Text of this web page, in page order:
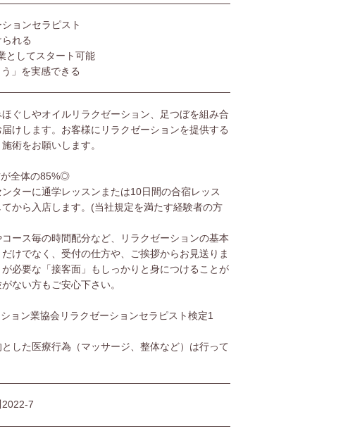
ョンセラピスト
れる
としてスタート可能
」を実感できる
ぐしやオイルリラクゼーション、足つぼを組み合
けします。お客様にリラクゼーションを提供する
術をお願いします。
全体の85%◎
ターに通学レッスンまたは10日間の合宿レッス
から入店します。(当社規定を満たす経験者の方
ース毎の時間配分など、リラクゼーションの基本
けでなく、受付の仕方や、ご挨拶からお見送りま
必要な「接客面」もしっかりと身につけることが
ない方もご安心下さい。
ョン業協会リラクゼーションセラピスト検定1
した医療行為（マッサージ、整体など）は行って
2022-7